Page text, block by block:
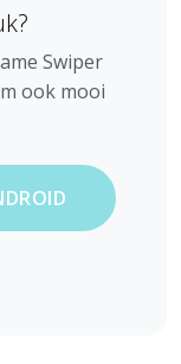
Swiper
ook mooi